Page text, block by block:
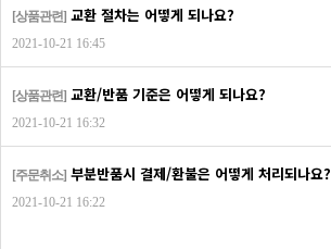
[상품관련] 교환 절차는 어떻게 되나요?
2021-10-21 16:45
[상품관련] 교환/반품 기준은 어떻게 되나요?
2021-10-21 16:32
[주문취소] 부분반품시 결제/환불은 어떻게 처리되나요?
2021-10-21 16:22